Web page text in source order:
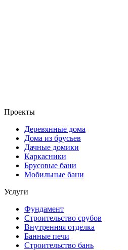
Проекты
Деревянные дома
Дома из брусьев
Дачные домики
Каркасники
Брусовые бани
Мобильные бани
Услуги
Фундамент
Строительство срубов
Внутренняя отделка
Банные печи
Строительство бань